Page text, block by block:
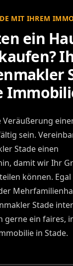
MIT IHREM
ein
Veräußerung
sein.
Stade einen
damit wir Ihr
können. Egal
Stade
gerne ein faires,
in Stade.